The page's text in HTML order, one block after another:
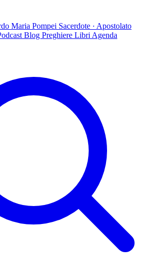
Maria Pompei Sacerdote · Apostolato
Blog Preghiere Libri Agenda